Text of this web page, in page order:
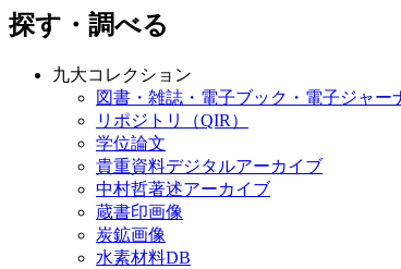
探す・調べる
九大コレクション
図書・雑誌・電子ブック・電子ジャー
リポジトリ（QIR）
学位論文
貴重資料デジタルアーカイブ
中村哲著述アーカイブ
蔵書印画像
炭鉱画像
水素材料DB